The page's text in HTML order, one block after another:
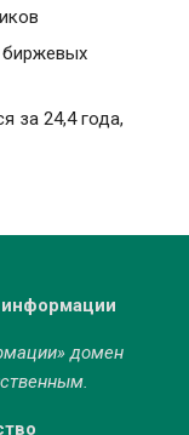
за 24,4 года,
информации
домен